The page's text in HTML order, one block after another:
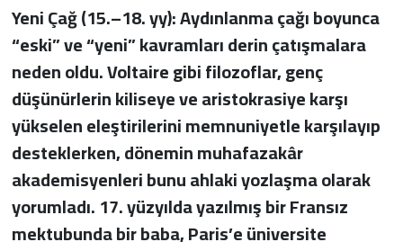
Yeni Çağ (15.–18. yy): Aydınlanma çağı boyunca
“eski” ve “yeni” kavramları derin çatışmalara
neden oldu. Voltaire gibi filozoflar, genç
düşünürlerin kiliseye ve aristokrasiye karşı
yükselen eleştirilerini memnuniyetle karşılayıp
desteklerken, dönemin muhafazakâr
akademisyenleri bunu ahlaki yozlaşma olarak
yorumladı. 17. yüzyılda yazılmış bir Fransız
mektubunda bir baba, Paris’e üniversite